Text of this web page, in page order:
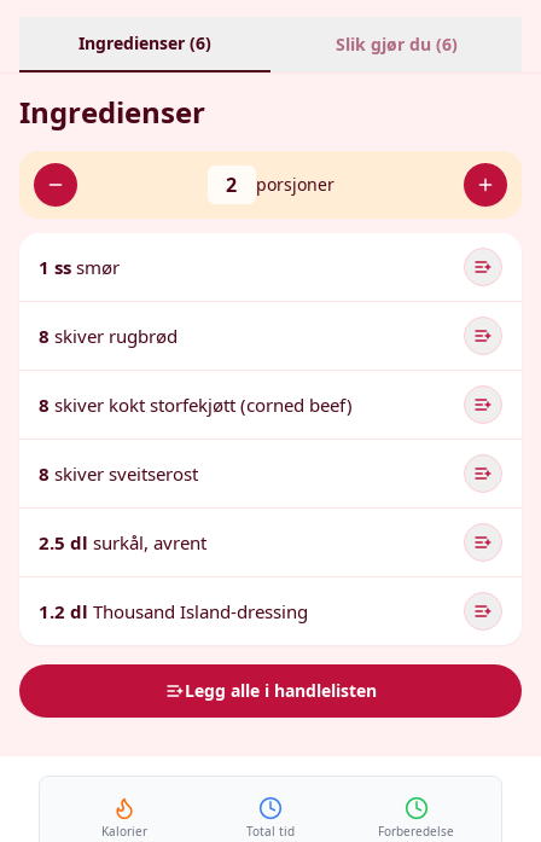
Ingredienser (6) Slik gjør du (6)
Ingredienser
2 porsjoner
1 ss smør
8 skiver rugbrød
8 skiver kokt storfekjøtt (corned beef)
8 skiver sveitserost
2.5 dl surkål, avrent
1.2 dl Thousand Island-dressing
Legg alle i handlelisten
Kalorier Total tid Forberedelse